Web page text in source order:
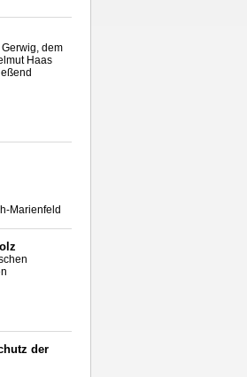
dem
Haas
Marienfeld
der